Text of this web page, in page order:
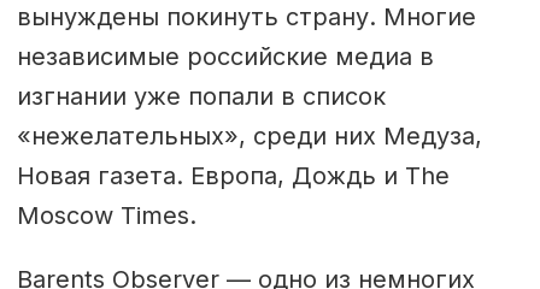
вынуждены покинуть страну. Многие
независимые российские медиа в
изгнании уже попали в список
«нежелательных», среди них Медуза,
Новая газета. Европа, Дождь и The
Moscow Times.
Barents Observer — одно из немногих